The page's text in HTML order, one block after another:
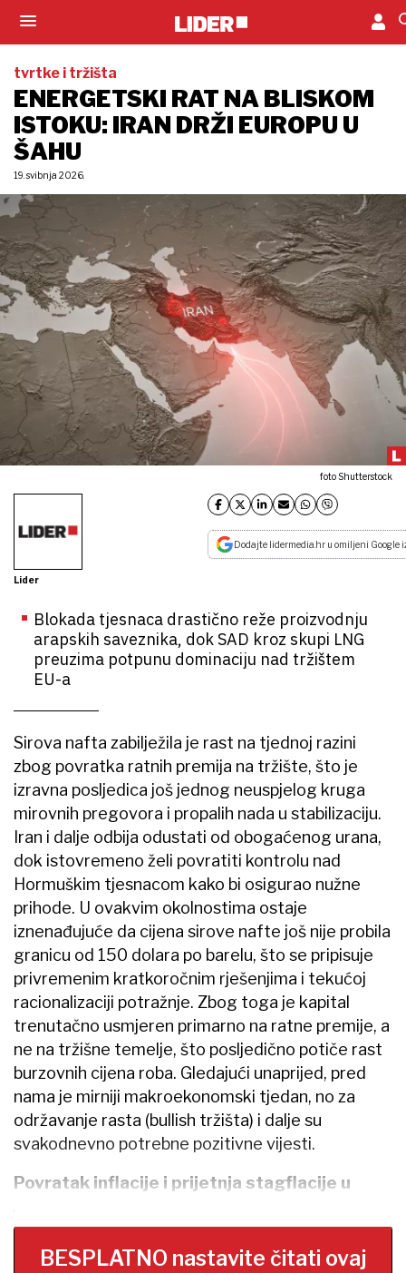
tvrtke i tržišta
ENERGETSKI RAT NA BLISKOM
ISTOKU: IRAN DRŽI EUROPU U
ŠAHU
19. svibnja 2026.
foto Shutterstock
Lider
Dodajte lidermedia.hr u omiljeni Google
Blokada tjesnaca drastično reže proizvodnju
arapskih saveznika, dok SAD kroz skupi LNG
preuzima potpunu dominaciju nad tržištem
EU-a
Sirova nafta zabilježila je rast na tjednoj razini
zbog povratka ratnih premija na tržište, što je
izravna posljedica još jednog neuspjelog kruga
mirovnih pregovora i propalih nada u stabilizaciju.
Iran i dalje odbija odustati od obogaćenog urana,
dok istovremeno želi povratiti kontrolu nad
Hormuškim tjesnacom kako bi osigurao nužne
prihode. U ovakvim okolnostima ostaje
iznenađujuće da cijena sirove nafte još nije probila
granicu od 150 dolara po barelu, što se pripisuje
privremenim kratkoročnim rješenjima i tekućoj
racionalizaciji potražnje. Zbog toga je kapital
trenutačno usmjeren primarno na ratne premije, a
ne na tržišne temelje, što posljedično potiče rast
burzovnih cijena roba. Gledajući unaprijed, pred
nama je mirniji makroekonomski tjedan, no za
održavanje rasta (bullish tržišta) i dalje su
svakodnevno potrebne pozitivne vijesti.
Povratak inflacije i prijetnja stagflacije u
SAD-u
BESPLATNO nastavite čitati ovaj